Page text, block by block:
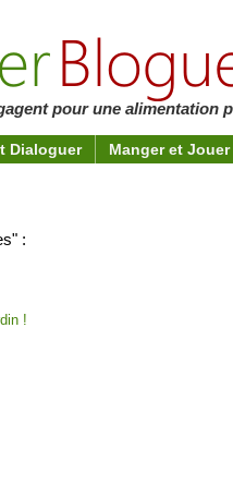
pour une alimentation
Dialoguer Manger et Jouer
:
!